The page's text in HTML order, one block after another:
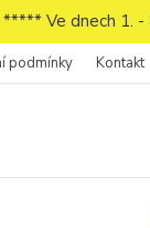
***** Ve dnech 1.
podmínky Kontakt